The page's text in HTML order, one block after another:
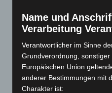
Menschen
Über uns
Veranstaltungen
Welt
Name und
Verarbeitung
Verantwortlicher im Sinne
Grundverordnung,
Europäischen Union
anderer Bestimmungen mit
Charakter ist: